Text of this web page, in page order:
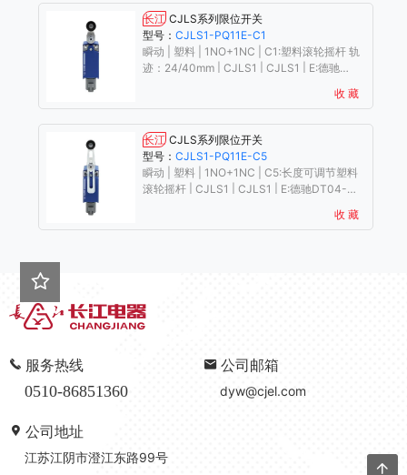
长江 CJLS系列限位开关
型号：CJLS1-PQ11E-C1
瞬动 | 塑料 | 1NO+1NC | C1:塑料滚轮摇杆 轨
迹：24/40mm | CJLS1 | CJLS1 | E:德驰
收 藏
长江 CJLS系列限位开关
型号：CJLS1-PQ11E-C5
瞬动 | 塑料 | 1NO+1NC | C5:长度可调节塑料
滚轮摇杆 | CJLS1 | CJLS1 | E:德驰DT04-4P
收 藏
服务热线
0510-86851360
公司邮箱
dyw@cjel.com
公司地址
江苏江阴市澄江东路99号